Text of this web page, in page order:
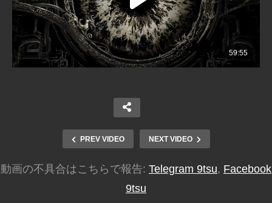
PREV VIDEO NEXT VIDEO
動画の不具合はこちらで報告: Telegram 9tsu, Facebook
9tsu